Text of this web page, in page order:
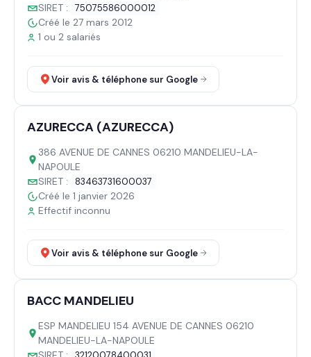
SIRET :
75075586000012
Créé le 27 mars 2012
1 ou 2 salariés
Voir avis & téléphone sur Google
AZURECCA (AZURECCA)
386 AVENUE DE CANNES 06210 MANDELIEU-LA-
NAPOULE
SIRET :
83463731600037
Créé le 1 janvier 2026
Effectif inconnu
Voir avis & téléphone sur Google
BACC MANDELIEU
ESP MANDELIEU 154 AVENUE DE CANNES 06210
MANDELIEU-LA-NAPOULE